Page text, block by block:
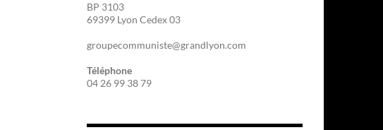
BP 3103
69399 Lyon Cedex 03
groupecommuniste@grandlyon.com
Téléphone
04 26 99 38 79